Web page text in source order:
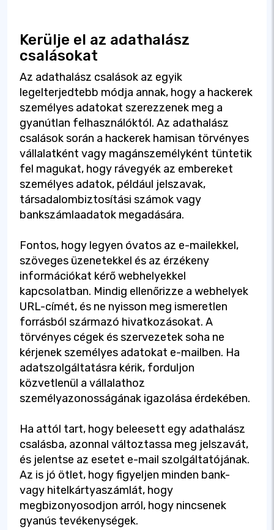
Kerülje el az adathalász
csalásokat
Az adathalász csalások az egyik
legelterjedtebb módja annak, hogy a hackerek
személyes adatokat szerezzenek meg a
gyanútlan felhasználóktól. Az adathalász
csalások során a hackerek hamisan törvényes
vállalatként vagy magánszemélyként tüntetik
fel magukat, hogy rávegyék az embereket
személyes adatok, például jelszavak,
társadalombiztosítási számok vagy
bankszámlaadatok megadására.
Fontos, hogy legyen óvatos az e-mailekkel,
szöveges üzenetekkel és az érzékeny
információkat kérő webhelyekkel
kapcsolatban. Mindig ellenőrizze a webhelyek
URL-címét, és ne nyisson meg ismeretlen
forrásból származó hivatkozásokat. A
törvényes cégek és szervezetek soha ne
kérjenek személyes adatokat e-mailben. Ha
adatszolgáltatásra kérik, forduljon
közvetlenül a vállalathoz
személyazonosságának igazolása érdekében.
Ha attól tart, hogy beleesett egy adathalász
csalásba, azonnal változtassa meg jelszavát,
és jelentse az esetet e-mail szolgáltatójának.
Az is jó ötlet, hogy figyeljen minden bank-
vagy hitelkártyaszámlát, hogy
megbizonyosodjon arról, hogy nincsenek
gyanús tevékenységek.